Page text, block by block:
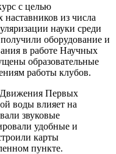
с целью
из числа
науки среди
оборудование и
в работе Научных
образовательные
работы клубов.
Движения Первых
воды влияет на
звуковые
удобные и
карты
пункте.